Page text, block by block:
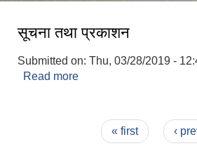
सूचना तथा प्रकाशन
Submitted on: Thu, 03/28/2019 -
Read more
« first ‹